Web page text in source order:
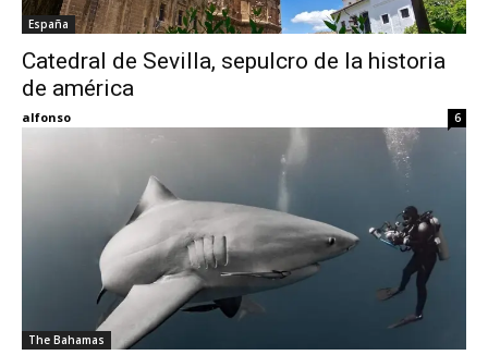
España
Catedral de Sevilla, sepulcro de la historia
de américa
alfonso 6
The Bahamas